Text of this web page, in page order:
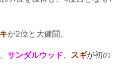
が2位と大健闘。
、 サンダルウッド、 スギが初の